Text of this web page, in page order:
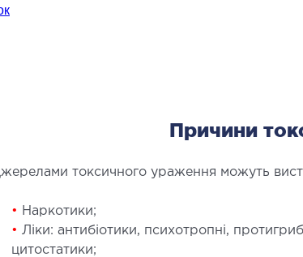
вух
Причини
токсичного ураження можуть
• Наркотики;
• Ліки: антибіотики, психотропні,
цитостатики;